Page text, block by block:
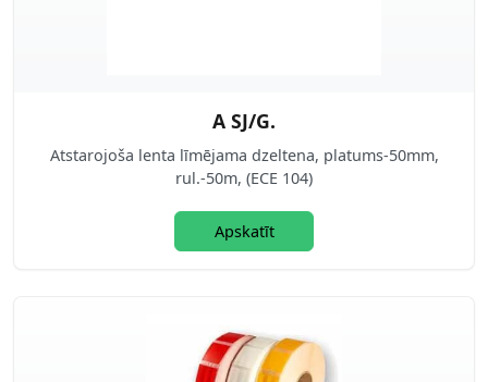
A SJ/G.
Atstarojoša lenta līmējama dzeltena, platums-50mm,
rul.-50m, (ECE 104)
Apskatīt